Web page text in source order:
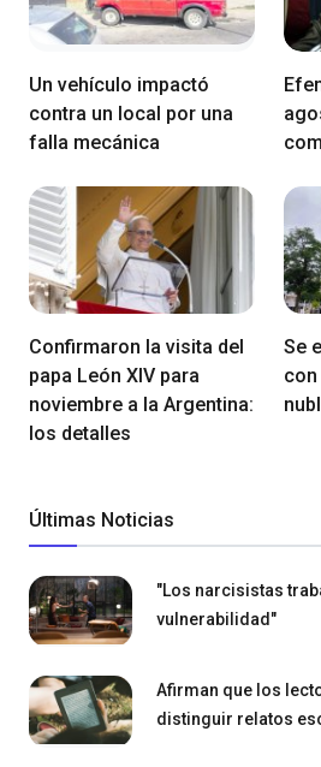
Un vehículo impactó
contra un local por una
falla mecánica
Confirmaron la visita del
papa León XIV para
noviembre a la Argentina:
los detalles
Se
Últimas Noticias
"Los narcisistas
vulnerabilidad"
Afirman que los
distinguir relatos